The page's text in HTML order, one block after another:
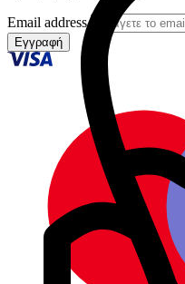
Email address
Εγγραφή